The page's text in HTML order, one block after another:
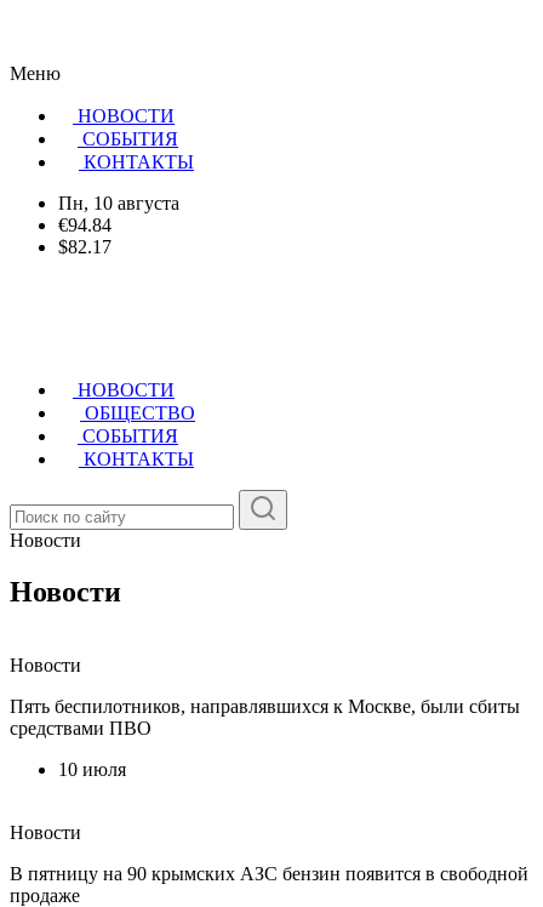
Меню
НОВОСТИ
CОБЫТИЯ
КОНТАКТЫ
Пн, 10 августа
€94.84
$82.17
НОВОСТИ
ОБЩЕСТВО
СОБЫТИЯ
КОНТАКТЫ
Новости
Новости
Новости
Пять беспилотников, направлявшихся к Москве, были сбиты
средствами ПВО
10 июля
Новости
В пятницу на 90 крымских АЗС бензин появится в свободной
продаже